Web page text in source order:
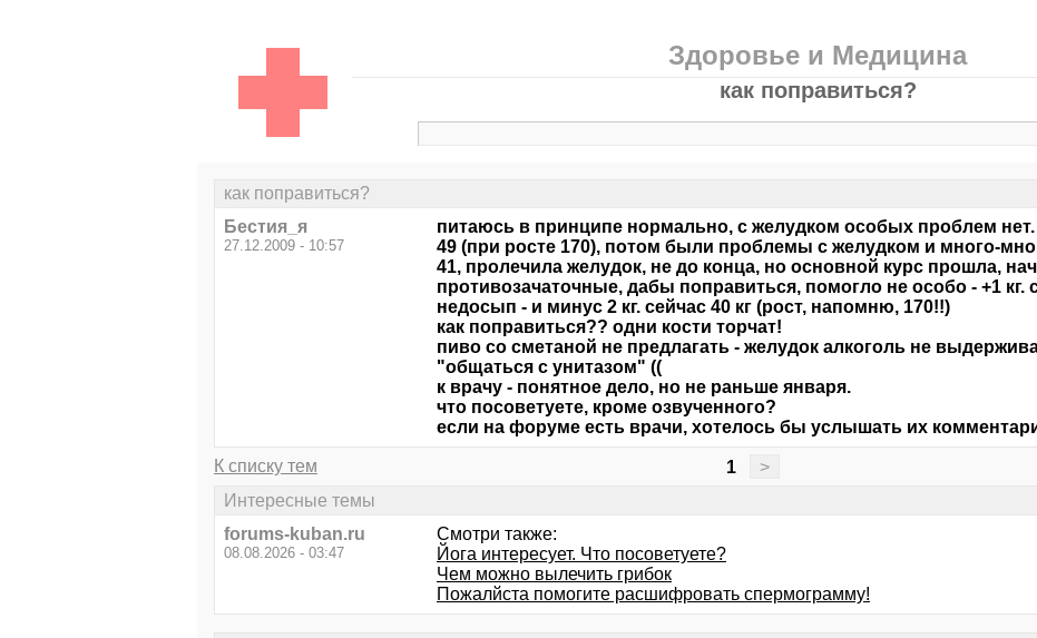
Здоровье и Медицина
как поправиться?
как поправиться?
Бестия_я
27.12.2009 - 10:57
питаюсь в принципе нормально, с желудком особых проблем
49 (при росте 170), потом были проблемы с желудком и много-
41, пролечила желудок, не до конца, но основной курс прошла,
противозачаточные, дабы поправиться, помогло не особо - +1
недосып - и минус 2 кг. сейчас 40 кг (рост, напомню, 170!!)
как поправиться?? одни кости торчат!
пиво со сметаной не предлагать - желудок алкоголь не
"общаться с унитазом" ((
к врачу - понятное дело, но не раньше января.
что посоветуете, кроме озвученного?
если на форуме есть врачи, хотелось бы услышать их
К списку тем 1 >
Интересные темы
forums-kuban.ru
08.08.2026 - 03:47
Смотри также:
Йога интересует. Что посоветуете?
Чем можно вылечить грибок
Пожалйста помогите расшифровать спермограмму!